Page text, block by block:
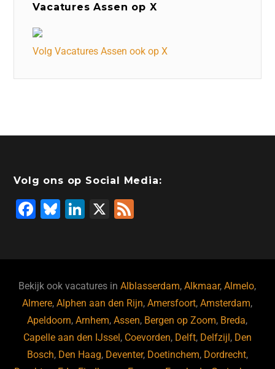
Vacatures Assen op X
Volg Vacatures Assen ook op X
Volg ons op Social Media:
F
b
o
o
k
Bl
ky
Li
dI
n
X
Bekijk ook vacatures inAlblasserdam,Alkmaar,Almelo,
Almere,Alphen aan den Rijn,Amersfoort,Amsterdam,
Apeldoorn,Arnhem,Assen, Bergen op Zoom, Breda,
Capelle aan den IJssel, Coevorden, Delft, Delfzijl, Den
Bosch, Den Haag, Deventer, Doetinchem, Dordrecht,